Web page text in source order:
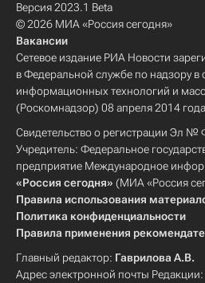
Версия 2023.1 Beta
© 2026 МИА «Россия сегодня»
Вакансии
Сетевое издание РИА Новости
в Федеральной службе по надзору в
информационных технологий и
(Роскомнадзор) 08 апреля 2014
Свидетельство о регистрации Эл
Учредитель: Федеральное
предприятие Международное
«Россия сегодня» (МИА «Россия
Правила использования
Политика конфиденциальности
Правила применения
Главный редактор: Гаврилова А.В.
Адрес электронной почты Редакции: